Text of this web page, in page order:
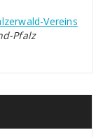
Vereins
Pfalz